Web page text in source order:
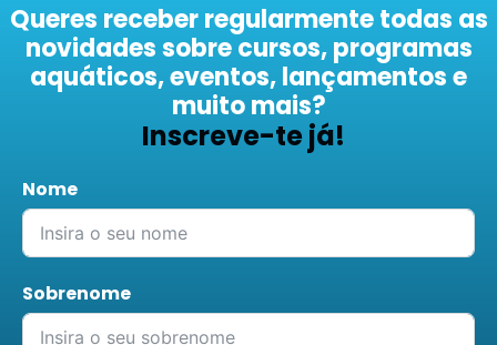
Queres receber regularmente todas as
novidades sobre cursos, programas
aquáticos, eventos, lançamentos e
muito mais?
Inscreve-te já!
Nome
Sobrenome